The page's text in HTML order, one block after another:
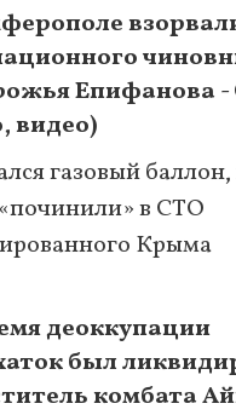
Епифанова
видео)
газовый
в СТО
Крыма
деоккупации
был
комбата